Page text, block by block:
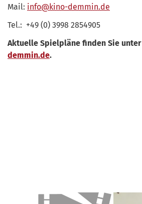
Mail: info@kino-demmin.de
Tel.: +49 (0) 3998 2854905
Aktuelle Spielpläne finden Sie unter
demmin.de.